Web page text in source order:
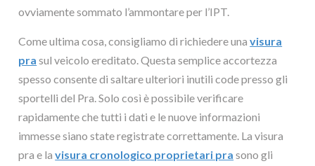
ovviamente sommato l’ammontare per l’IPT.
Come ultima cosa, consigliamo di richiedere unavisura
pra sul veicolo ereditato. Questa semplice accortezza
spesso consente di saltare ulteriori inutili code presso gli
sportelli del Pra. Solo così è possibile verificare
rapidamente che tutti i dati e le nuove informazioni
immesse siano state registrate correttamente. La visura
pra e lavisura cronologico proprietari pra sono gli